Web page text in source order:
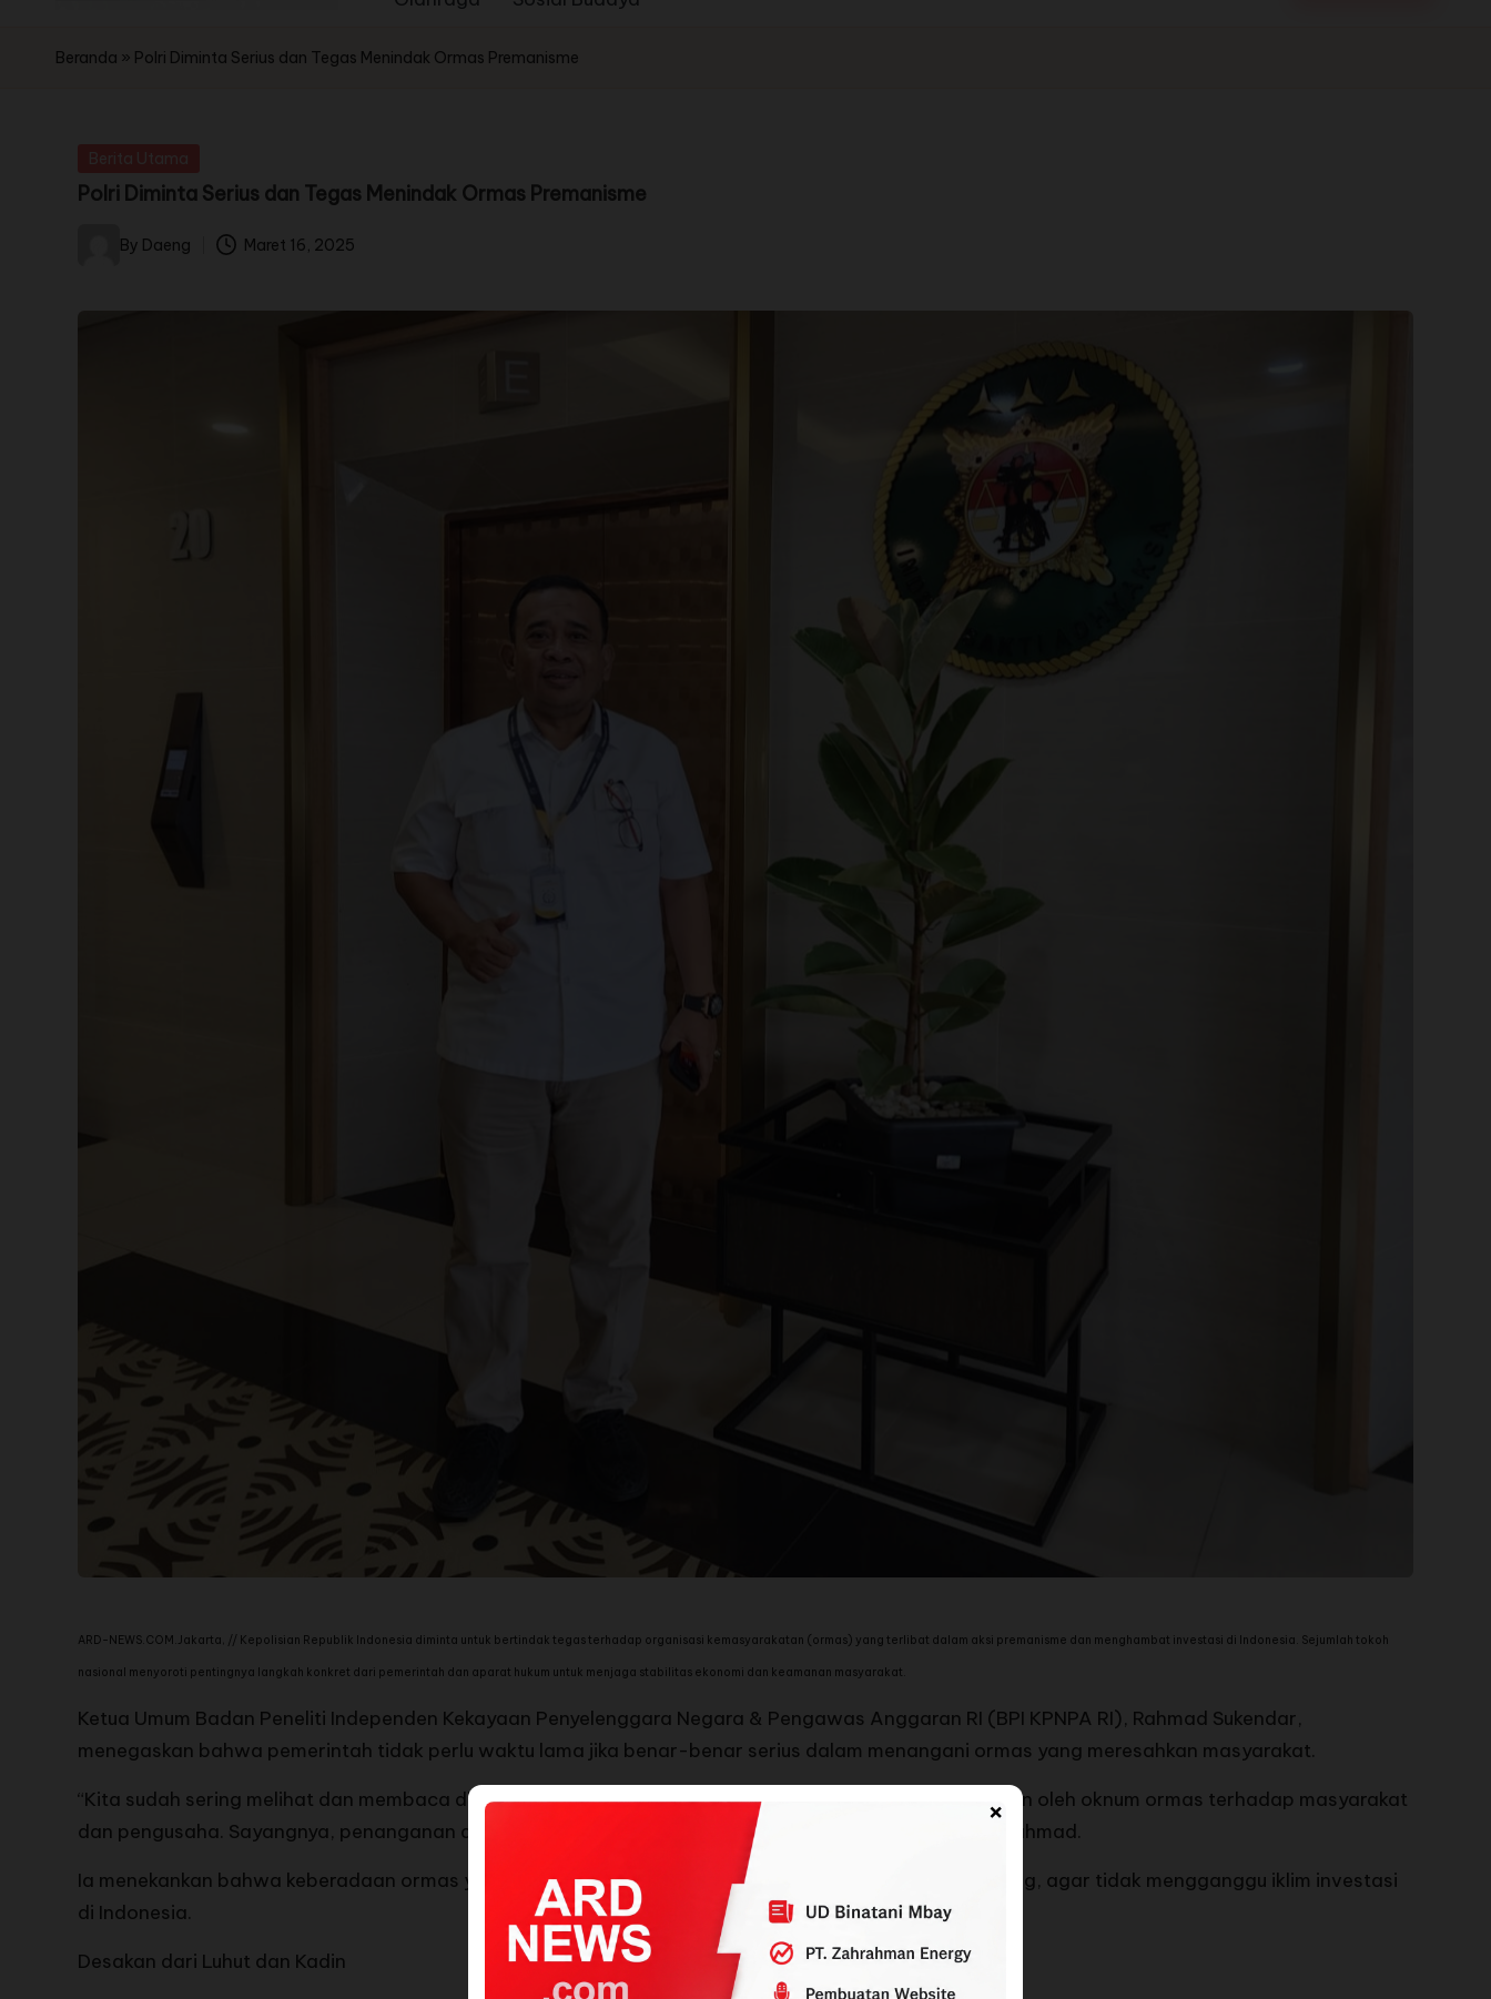
×
Beranda » Polri Diminta Serius dan Tegas Menindak Ormas Premanisme
Polri Diminta Serius dan Tegas Menindak Ormas Premanisme
By Daeng Maret 16, 2025
ARD-NEWS.COM.Jakarta, // Kepolisian Republik Indonesia diminta untuk bertindak tegas terhadap organisasi kemasyarakatan (ormas) yang terlibat dalam aksi premanisme dan menghambat investasi di Indonesia. Sejumlah tokoh
nasional menyoroti pentingnya langkah konkret dari pemerintah dan aparat hukum untuk menjaga stabilitas ekonomi dan keamanan masyarakat.
Ketua Umum Badan Peneliti Independen Kekayaan Penyelenggara Negara & Pengawas Anggaran RI (BPI KPNPA RI), Rahmad Sukendar,
menegaskan bahwa pemerintah tidak perlu waktu lama jika benar-benar serius dalam menangani ormas yang meresahkan masyarakat.
“Kita sudah sering melihat dan membaca di berbagai media tentang tindakan kurang baik yang dilakukan oleh oknum ormas terhadap masyarakat
dan pengusaha. Sayangnya, penanganan dari kepolisian dan pemerintah masih terkesan lemah,” ujar Rahmad.
Ia menekankan bahwa keberadaan ormas yang merugikan dunia usaha dan masyarakat harus dikaji ulang, agar tidak mengganggu iklim investasi
di Indonesia.
Desakan dari Luhut dan Kadin